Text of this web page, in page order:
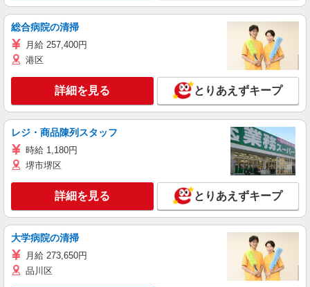
総合病院の清掃
月給 257,400円
港区
詳細を見る とりあえずキープ
レジ・商品陳列スタッフ
時給 1,180円
堺市堺区
詳細を見る とりあえずキープ
大学病院の清掃
月給 273,650円
品川区